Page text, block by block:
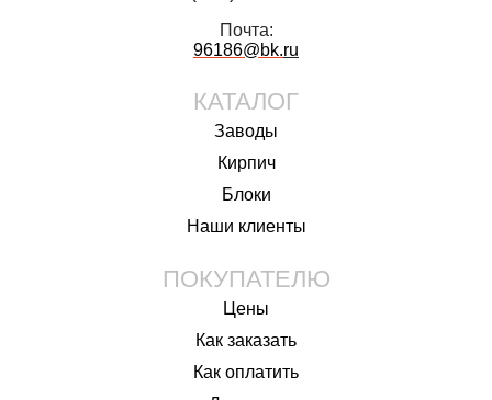
Почта:
96186@bk.ru
КАТАЛОГ
Заводы
Кирпич
Блоки
Наши клиенты
ПОКУПАТЕЛЮ
Цены
Как заказать
Как оплатить